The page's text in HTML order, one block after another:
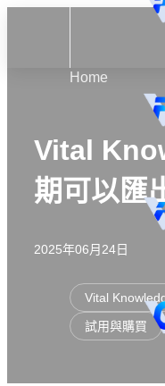
Home
Vital
期可以匯
2025年06月24日
Vital
試用與購買